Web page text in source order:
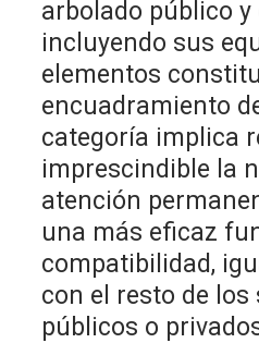
arbolado público y
incluyendo sus
elementos
encuadramiento
categoría implica
imprescindible la
atención
una más eficaz
compatibilidad,
con el resto de los
públicos o